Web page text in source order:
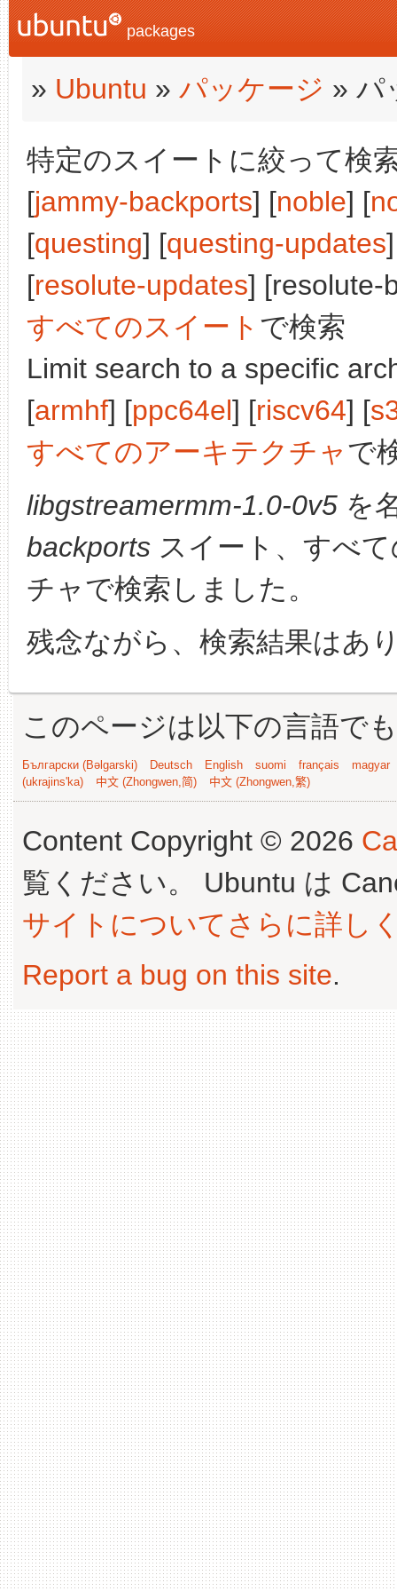
packages
» Ubuntu » パッケージ » パ
特定のスイートに絞って検
[jammy-backports] [noble] [
[questing] [questing-updates
[resolute-updates] [resolute-
すべてのスイート で検索
Limit search to a specific
[armhf] [ppc64el] [riscv64] [
すべてのアーキテクチャで
libgstreamermm-1.0-0v5 を
backports スイート、すべ
チャで検索しました。
残念ながら、検索結果はあ
このページは以下の言語で
Български (Bəlgarski) Deutsch English suomi français
magyar
(ukrajins'ka)
中文 (Zhongwen,简) 中文 (Zhongwen,繁)
Content Copyright © 2026
覧ください。 Ubuntu は
サイトについてさらに詳し
Report a bug on this site.